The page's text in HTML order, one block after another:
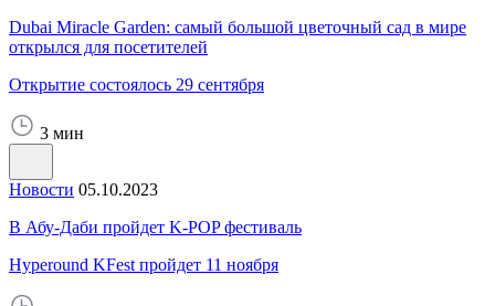
Dubai Miracle Garden: самый большой цветочный сад в мире
открылся для посетителей
Открытие состоялось 29 сентября
3 мин
Новости 05.10.2023
В Абу-Даби пройдет K-POP фестиваль
Hyperound KFest пройдет 11 ноября